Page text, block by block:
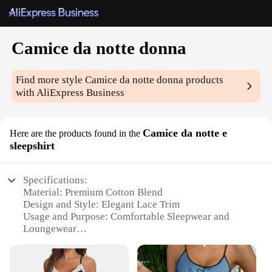
Camice da notte donna
Find more styleCamice da notte donna products
with AliExpress Business
Here are the products found in the Camice da notte e
sleepshirt
Specifications:
Material: Premium Cotton Blend
Design and Style: Elegant Lace Trim
Usage and Purpose: Comfortable Sleepwear and
Loungewear
Relaxation
Shape or Size or Weight or Quantity: Available in